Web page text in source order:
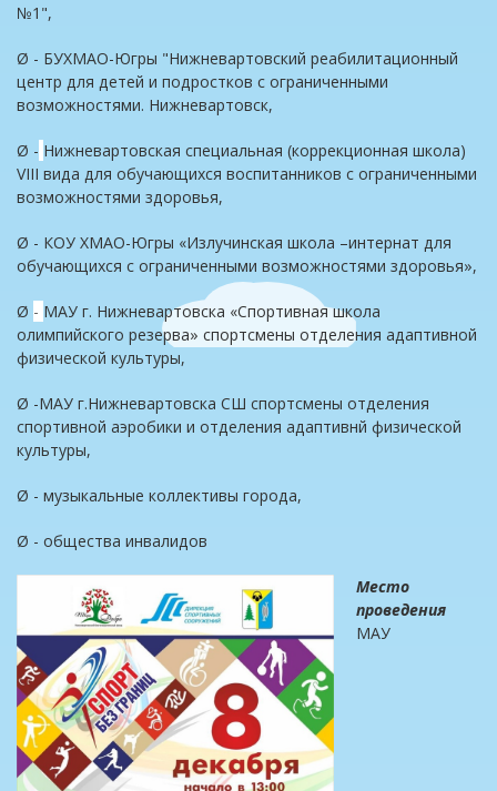
№1",
Ø - БУХМАО-Югры "Нижневартовский реабилитационный
центр для детей и подростков с ограниченными
возможностями. Нижневартовск,
Ø - Нижневартовская специальная (коррекционная школа)
VIII вида для обучающихся воспитанников с ограниченными
возможностями здоровья,
Ø - КОУ ХМАО-Югры «Излучинская школа –интернат для
обучающихся с ограниченными возможностями здоровья»,
Ø - МАУ г. Нижневартовска «Спортивная школа
олимпийского резерва» спортсмены отделения адаптивной
физической культуры,
Ø -МАУ г.Нижневартовска СШ спортсмены отделения
спортивной аэробики и отделения адаптивнй физической
культуры,
Ø - музыкальные коллективы города,
Ø - общества инвалидов
Место
проведения
МАУ